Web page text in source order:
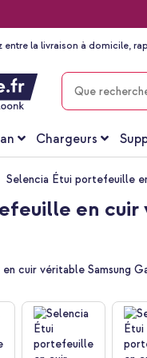
entre la livraison à domicile,
CHERCHER
Chargeurs
Selencia Étui portefeuille
en cuir